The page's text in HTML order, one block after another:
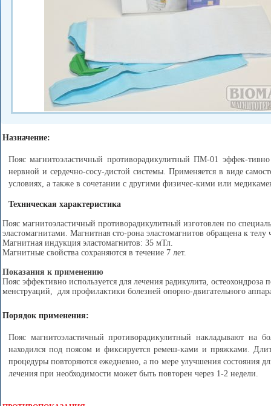
Назначение:
Пояс магнитоэластичный противорадикулитный ПМ-01 эффек-тивно
нервной и сердечно-сосу-дистой системы. Применяется в виде
условиях, а также в сочетании с другими физичес-кими или
Техническая характеристика
Пояс магнитоэластичный противорадикулитный изготовлен по
эластомагнитами. Магнитная сто-рона эластомагнитов обращена к
Магнитная индукция эластомагнитов: 35 мТл.
Магнитные свойства сохраняются в течение 7 лет.
Показания к применению
Пояс эффективно используется для лечения радикулита,
менструаций, для профилактики болезней опорно-двигательного
Порядок применения:
Пояс магнитоэластичный противорадикулитный накладывают на
находился под поясом и фиксируется ремеш-ками и пряжками.
процедуры повторяются ежедневно, а по мере улучшения состояния
лечения при необходимости может быть повторен через 1-2 недели.